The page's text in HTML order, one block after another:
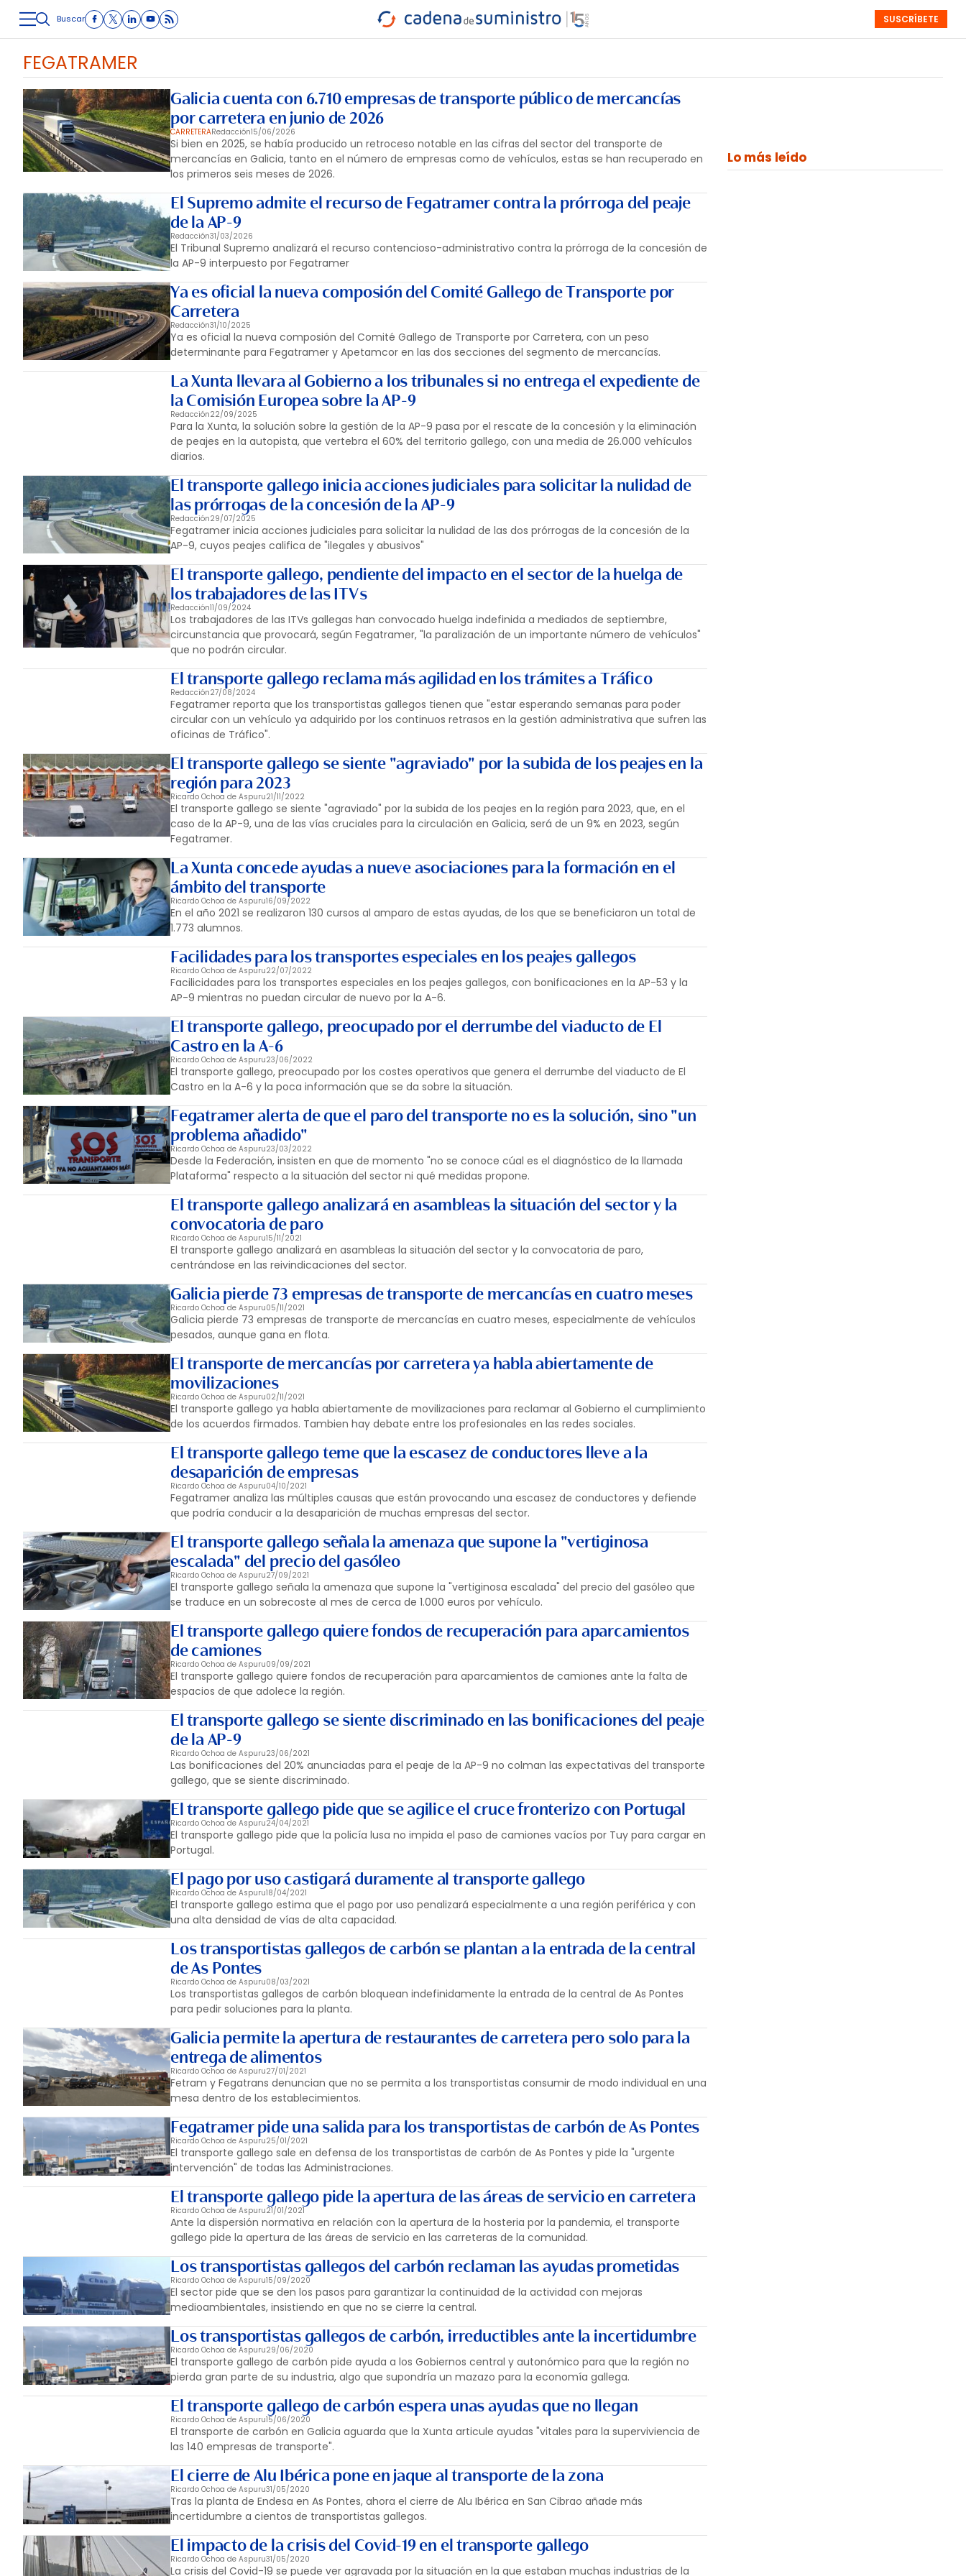
LOGÍSTICA INMOLOGÍSTICA INTRALOGÍSTICA CARRETERA
CARRETERA
MARÍTIMO INTERMODAL PROTAGONISTAS
SEMANALES
MONOGRÁFICOS EVENTOS
SUSCRÍBETE
Buscar
FEGATRAMER
Galicia cuenta con 6.710 empresas de transporte público de mercancías
por carretera en junio de 2026
CARRETERARedacción15/06/2026
Si bien en 2025, se había producido un retroceso notable en las cifras del sector del transporte de
mercancías en Galicia, tanto en el número de empresas como de vehículos, estas se han recuperado en
los primeros seis meses de 2026.
El Supremo admite el recurso de Fegatramer contra la prórroga del peaje
de la AP-9
Redacción31/03/2026
El Tribunal Supremo analizará el recurso contencioso-administrativo contra la prórroga de la concesión de
la AP-9 interpuesto por Fegatramer
Ya es oficial la nueva composión del Comité Gallego de Transporte por
Carretera
Redacción31/10/2025
Ya es oficial la nueva composión del Comité Gallego de Transporte por Carretera, con un peso
determinante para Fegatramer y Apetamcor en las dos secciones del segmento de mercancías.
La Xunta llevara al Gobierno a los tribunales si no entrega el expediente de
la Comisión Europea sobre la AP-9
Redacción22/09/2025
Para la Xunta, la solución sobre la gestión de la AP-9 pasa por el rescate de la concesión y la eliminación
de peajes en la autopista, que vertebra el 60% del territorio gallego, con una media de 26.000 vehículos
diarios.
El transporte gallego inicia acciones judiciales para solicitar la nulidad de
las prórrogas de la concesión de la AP-9
Redacción29/07/2025
Fegatramer inicia acciones judiciales para solicitar la nulidad de las dos prórrogas de la concesión de la
AP-9, cuyos peajes califica de "ilegales y abusivos"
El transporte gallego, pendiente del impacto en el sector de la huelga de
los trabajadores de las ITVs
Redacción11/09/2024
Los trabajadores de las ITVs gallegas han convocado huelga indefinida a mediados de septiembre,
circunstancia que provocará, según Fegatramer, "la paralización de un importante número de vehículos"
que no podrán circular.
El transporte gallego reclama más agilidad en los trámites a Tráfico
Redacción27/08/2024
Fegatramer reporta que los transportistas gallegos tienen que "estar esperando semanas para poder
circular con un vehículo ya adquirido por los continuos retrasos en la gestión administrativa que sufren las
oficinas de Tráfico".
El transporte gallego se siente "agraviado" por la subida de los peajes en la
región para 2023
Ricardo Ochoa de Aspuru21/11/2022
El transporte gallego se siente "agraviado" por la subida de los peajes en la región para 2023, que, en el
caso de la AP-9, una de las vías cruciales para la circulación en Galicia, será de un 9% en 2023, según
Fegatramer.
La Xunta concede ayudas a nueve asociaciones para la formación en el
ámbito del transporte
Ricardo Ochoa de Aspuru16/09/2022
En el año 2021 se realizaron 130 cursos al amparo de estas ayudas, de los que se beneficiaron un total de
1.773 alumnos.
Facilidades para los transportes especiales en los peajes gallegos
Ricardo Ochoa de Aspuru22/07/2022
Facilicidades para los transportes especiales en los peajes gallegos, con bonificaciones en la AP-53 y la
AP-9 mientras no puedan circular de nuevo por la A-6.
El transporte gallego, preocupado por el derrumbe del viaducto de El
Castro en la A-6
Ricardo Ochoa de Aspuru23/06/2022
El transporte gallego, preocupado por los costes operativos que genera el derrumbe del viaducto de El
Castro en la A-6 y la poca información que se da sobre la situación.
Fegatramer alerta de que el paro del transporte no es la solución, sino "un
problema añadido"
Ricardo Ochoa de Aspuru23/03/2022
Desde la Federación, insisten en que de momento "no se conoce cúal es el diagnóstico de la llamada
Plataforma" respecto a la situación del sector ni qué medidas propone.
El transporte gallego analizará en asambleas la situación del sector y la
convocatoria de paro
Ricardo Ochoa de Aspuru15/11/2021
El transporte gallego analizará en asambleas la situación del sector y la convocatoria de paro,
centrándose en las reivindicaciones del sector.
Galicia pierde 73 empresas de transporte de mercancías en cuatro meses
Ricardo Ochoa de Aspuru05/11/2021
Galicia pierde 73 empresas de transporte de mercancías en cuatro meses, especialmente de vehículos
pesados, aunque gana en flota.
El transporte de mercancías por carretera ya habla abiertamente de
movilizaciones
Ricardo Ochoa de Aspuru02/11/2021
El transporte gallego ya habla abiertamente de movilizaciones para reclamar al Gobierno el cumplimiento
de los acuerdos firmados. Tambien hay debate entre los profesionales en las redes sociales.
El transporte gallego teme que la escasez de conductores lleve a la
desaparición de empresas
Ricardo Ochoa de Aspuru04/10/2021
Fegatramer analiza las múltiples causas que están provocando una escasez de conductores y defiende
que podría conducir a la desaparición de muchas empresas del sector.
El transporte gallego señala la amenaza que supone la "vertiginosa
escalada" del precio del gasóleo
Ricardo Ochoa de Aspuru27/09/2021
El transporte gallego señala la amenaza que supone la "vertiginosa escalada" del precio del gasóleo que
se traduce en un sobrecoste al mes de cerca de 1.000 euros por vehículo.
El transporte gallego quiere fondos de recuperación para aparcamientos
de camiones
Ricardo Ochoa de Aspuru09/09/2021
El transporte gallego quiere fondos de recuperación para aparcamientos de camiones ante la falta de
espacios de que adolece la región.
El transporte gallego se siente discriminado en las bonificaciones del peaje
de la AP-9
Ricardo Ochoa de Aspuru23/06/2021
Las bonificaciones del 20% anunciadas para el peaje de la AP-9 no colman las expectativas del transporte
gallego, que se siente discriminado.
El transporte gallego pide que se agilice el cruce fronterizo con Portugal
Ricardo Ochoa de Aspuru24/04/2021
El transporte gallego pide que la policía lusa no impida el paso de camiones vacíos por Tuy para cargar en
Portugal.
El pago por uso castigará duramente al transporte gallego
Ricardo Ochoa de Aspuru18/04/2021
El transporte gallego estima que el pago por uso penalizará especialmente a una región periférica y con
una alta densidad de vías de alta capacidad.
Los transportistas gallegos de carbón se plantan a la entrada de la central
de As Pontes
Ricardo Ochoa de Aspuru08/03/2021
Los transportistas gallegos de carbón bloquean indefinidamente la entrada de la central de As Pontes
para pedir soluciones para la planta.
Galicia permite la apertura de restaurantes de carretera pero solo para la
entrega de alimentos
Ricardo Ochoa de Aspuru27/01/2021
Fetram y Fegatrans denuncian que no se permita a los transportistas consumir de modo individual en una
mesa dentro de los establecimientos.
Fegatramer pide una salida para los transportistas de carbón de As Pontes
Ricardo Ochoa de Aspuru25/01/2021
El transporte gallego sale en defensa de los transportistas de carbón de As Pontes y pide la "urgente
intervención" de todas las Administraciones.
El transporte gallego pide la apertura de las áreas de servicio en carretera
Ricardo Ochoa de Aspuru21/01/2021
Ante la dispersión normativa en relación con la apertura de la hosteria por la pandemia, el transporte
gallego pide la apertura de las áreas de servicio en las carreteras de la comunidad.
Los transportistas gallegos del carbón reclaman las ayudas prometidas
Ricardo Ochoa de Aspuru15/09/2020
El sector pide que se den los pasos para garantizar la continuidad de la actividad con mejoras
medioambientales, insistiendo en que no se cierre la central.
Los transportistas gallegos de carbón, irreductibles ante la incertidumbre
Ricardo Ochoa de Aspuru29/06/2020
El transporte gallego de carbón pide ayuda a los Gobiernos central y autonómico para que la región no
pierda gran parte de su industria, algo que supondría un mazazo para la economía gallega.
El transporte gallego de carbón espera unas ayudas que no llegan
Ricardo Ochoa de Aspuru15/06/2020
El transporte de carbón en Galicia aguarda que la Xunta articule ayudas "vitales para la superviviencia de
las 140 empresas de transporte".
El cierre de Alu Ibérica pone en jaque al transporte de la zona
Ricardo Ochoa de Aspuru31/05/2020
Tras la planta de Endesa en As Pontes, ahora el cierre de Alu Ibérica en San Cibrao añade más
incertidumbre a cientos de transportistas gallegos.
El impacto de la crisis del Covid-19 en el transporte gallego
Ricardo Ochoa de Aspuru31/05/2020
La crisis del Covid-19 se puede ver agravada por la situación en la que estaban muchas industrias de la
Lo más leído